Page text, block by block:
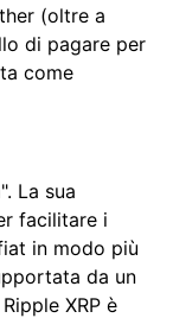
(oltre a
di pagare per
come
La sua
facilitare i
in modo più
da un
XRP è